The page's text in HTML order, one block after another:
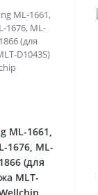
ML-1661,
1676, ML-
(для
MLT-